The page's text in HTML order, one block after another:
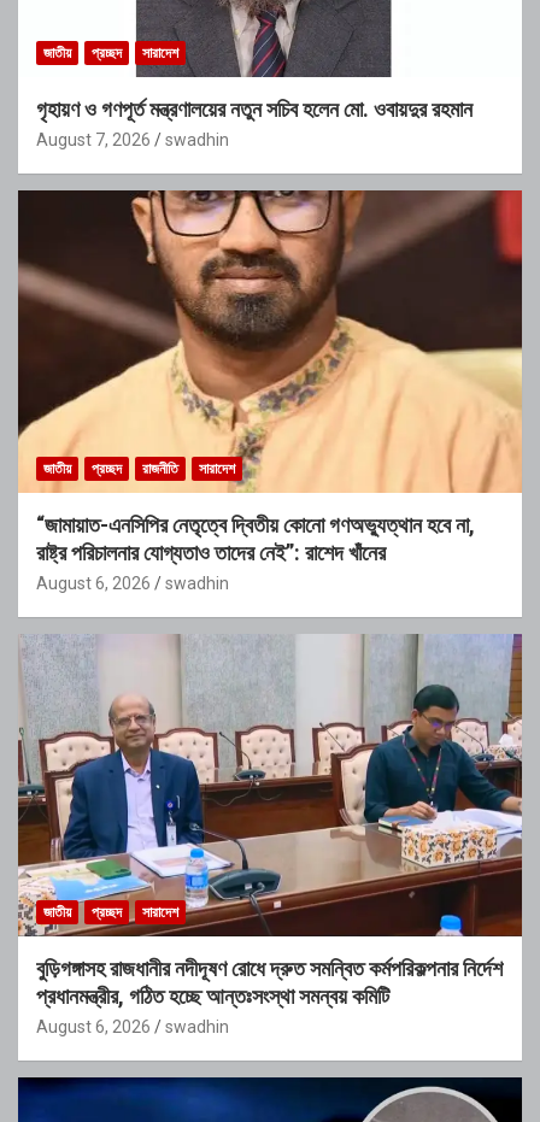
জাতীয় প্রচ্ছদ সারাদেশ
গৃহায়ণ ও গণপূর্ত মন্ত্রণালয়ের নতুন সচিব হলেন মো. ওবায়দুর রহমান
August 7, 2026 swadhin
জাতীয় প্রচ্ছদ রাজনীতি সারাদেশ
“জামায়াত-এনসিপির নেতৃত্বে দ্বিতীয় কোনো গণঅভ্যুত্থান হবে না,
রাষ্ট্র পরিচালনার যোগ্যতাও তাদের নেই”: রাশেদ খাঁনের
August 6, 2026 swadhin
জাতীয় প্রচ্ছদ সারাদেশ
বুড়িগঙ্গাসহ রাজধানীর নদীদূষণ রোধে দ্রুত সমন্বিত কর্মপরিকল্পনার নির্দেশ
প্রধানমন্ত্রীর, গঠিত হচ্ছে আন্তঃসংস্থা সমন্বয় কমিটি
August 6, 2026 swadhin